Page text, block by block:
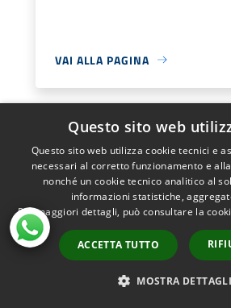
VAI ALLA PAGINA
RU 2013 - var.art.34
10/11/2014 - Progetto
Bottegone: dalla città
smart social city -
Interventi sulla maglia di
alla mobilità locale -
due nuove piazze
Questo sito web
Questo sito web utilizza cookie tecnici e
necessari al corretto funzionamento e
nonché un cookie tecnico analitico al
informazioni statistiche,
Per maggiori dettagli, può consultare la
ACCETTA TUTTO
MOSTRA DETTAGLI